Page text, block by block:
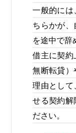
一般的には
ちらかが、
を途中で辞
借主に契約
無断転貸）
理由として
せる契約解
ださい。